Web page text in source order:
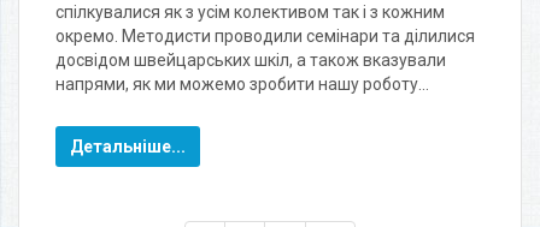
спілкувалися як з усім колективом так і з кожним
окремо. Методисти проводили семінари та ділилися
досвідом швейцарських шкіл, а також вказували
напрями, як ми можемо зробити нашу роботу…
Детальніше...